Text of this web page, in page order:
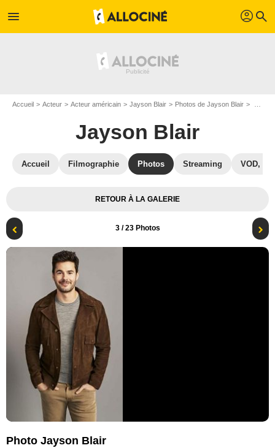
menu profil search
Accueil Acteur Acteur américain Jayson Blair Photos de Jayson Blair
Jayson Blair
Accueil Filmographie Photos Streaming VOD,
RETOUR À LA GALERIE
3/ 23 Photos
Photo Jayson Blair